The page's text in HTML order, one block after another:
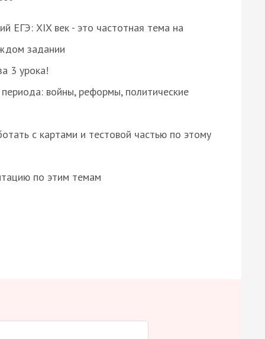
ЕГЭ: XIX век - это частотная тема на
задании
3 урока!
войны, реформы, политические
с картами и тестовой частью по этому
по этим темам